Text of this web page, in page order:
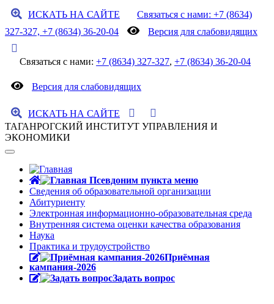
ИСКАТЬ НА САЙТЕ
Связаться с нами: +7 (8634)
327-327, +7 (8634) 36-20-04
Версия для слабовидящих
Связаться с нами: +7 (8634) 327-327, +7 (8634) 36-20-04
Версия для слабовидящих
ИСКАТЬ НА САЙТЕ
ТАГАНРОГСКИЙ ИНСТИТУТ УПРАВЛЕНИЯ И
ЭКОНОМИКИ
Сведения об образовательной организации
Абитуриенту
Электронная информационно-образовательная среда
Внутренняя система оценки качества образования
Наука
Практика и трудоустройство
Приёмная
кампания-2026
Задать вопрос